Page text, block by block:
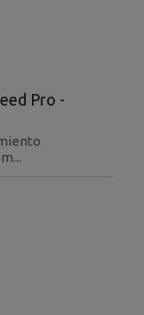
Pro -